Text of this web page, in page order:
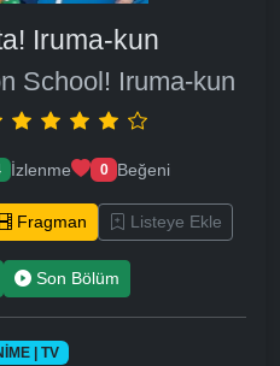
Iruma-kun
School! Iruma-kun
İzlenme 0 Beğeni
Fragman Listeye Ekle
Son Bölüm
| TV